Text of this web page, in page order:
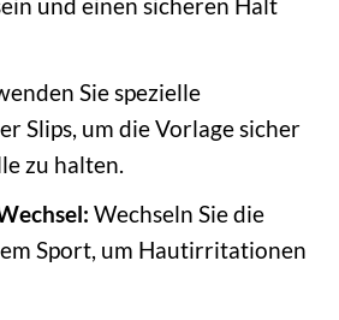
und einen sicheren Halt
Sie spezielle
Slips, um die Vorlage sicher
zu halten.
Wechseln Sie die
Sport, um Hautirritationen